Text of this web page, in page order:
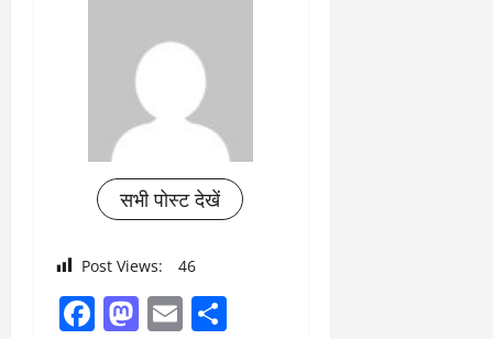
सभी पोस्ट देखें
Post Views: 46
Facebook
Mastodon
Email